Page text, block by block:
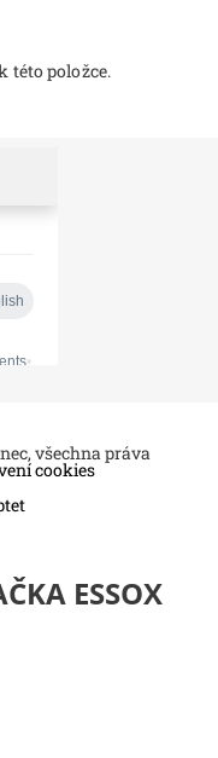
této položce.
všechna práva
cookies
ESSOX